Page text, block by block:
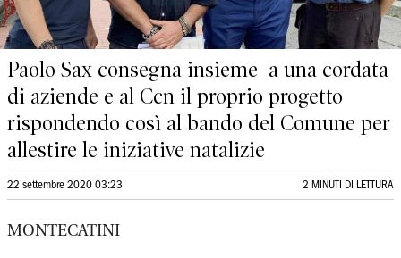
Paolo Sax consegna insieme a una cordata
di aziende e al Ccn il proprio progetto
rispondendo così al bando del Comune per
allestire le iniziative natalizie
22 settembre 2020 03:23 2 MINUTI DI LETTURA
MONTECATINI